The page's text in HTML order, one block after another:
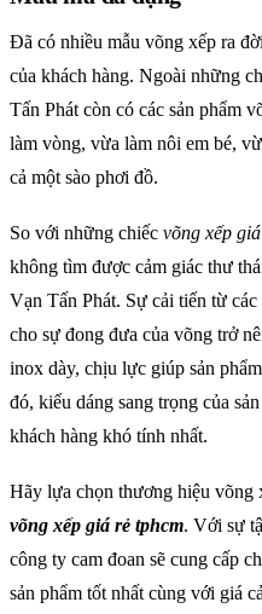
Đã có nhiều mẫu võng xếp ra
của khách hàng. Ngoài những
Tấn Phát còn có các sản phẩm
làm vòng, vừa làm nôi em bé,
cả một sào phơi đồ.
So với những chiếc võng xếp
không tìm được cảm giác thư
Vạn Tấn Phát. Sự cải tiến từ
cho sự đong đưa của võng trở
inox dày, chịu lực giúp sản
đó, kiểu dáng sang trọng của
khách hàng khó tính nhất.
Hãy lựa chọn thương hiệu võng
võng xếp giá rẻ tphcm. Với sự
công ty cam đoan sẽ cung cấp
sản phẩm tốt nhất cùng với giá